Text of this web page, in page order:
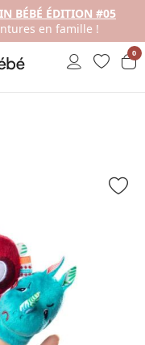
BÉBÉ ÉDITION #05
en famille !
0